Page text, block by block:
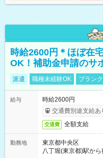
時給2600円＊ほぼ在
OK！補助金申請のサ
派遣 職種未経験OK ブラン
給与
時給2600円
交通費別途支給あ
交通費 全額支給
勤務地
東京都中央区
八丁堀(東京都)駅か